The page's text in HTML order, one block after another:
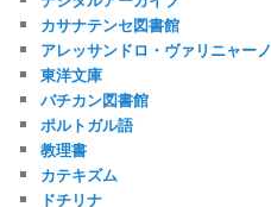
カサナテンセ図書館
アレッサンドロ・ヴァリニャーノ
東洋文庫
バチカン図書館
ポルトガル語
教理書
カテキズム
ドチリナ